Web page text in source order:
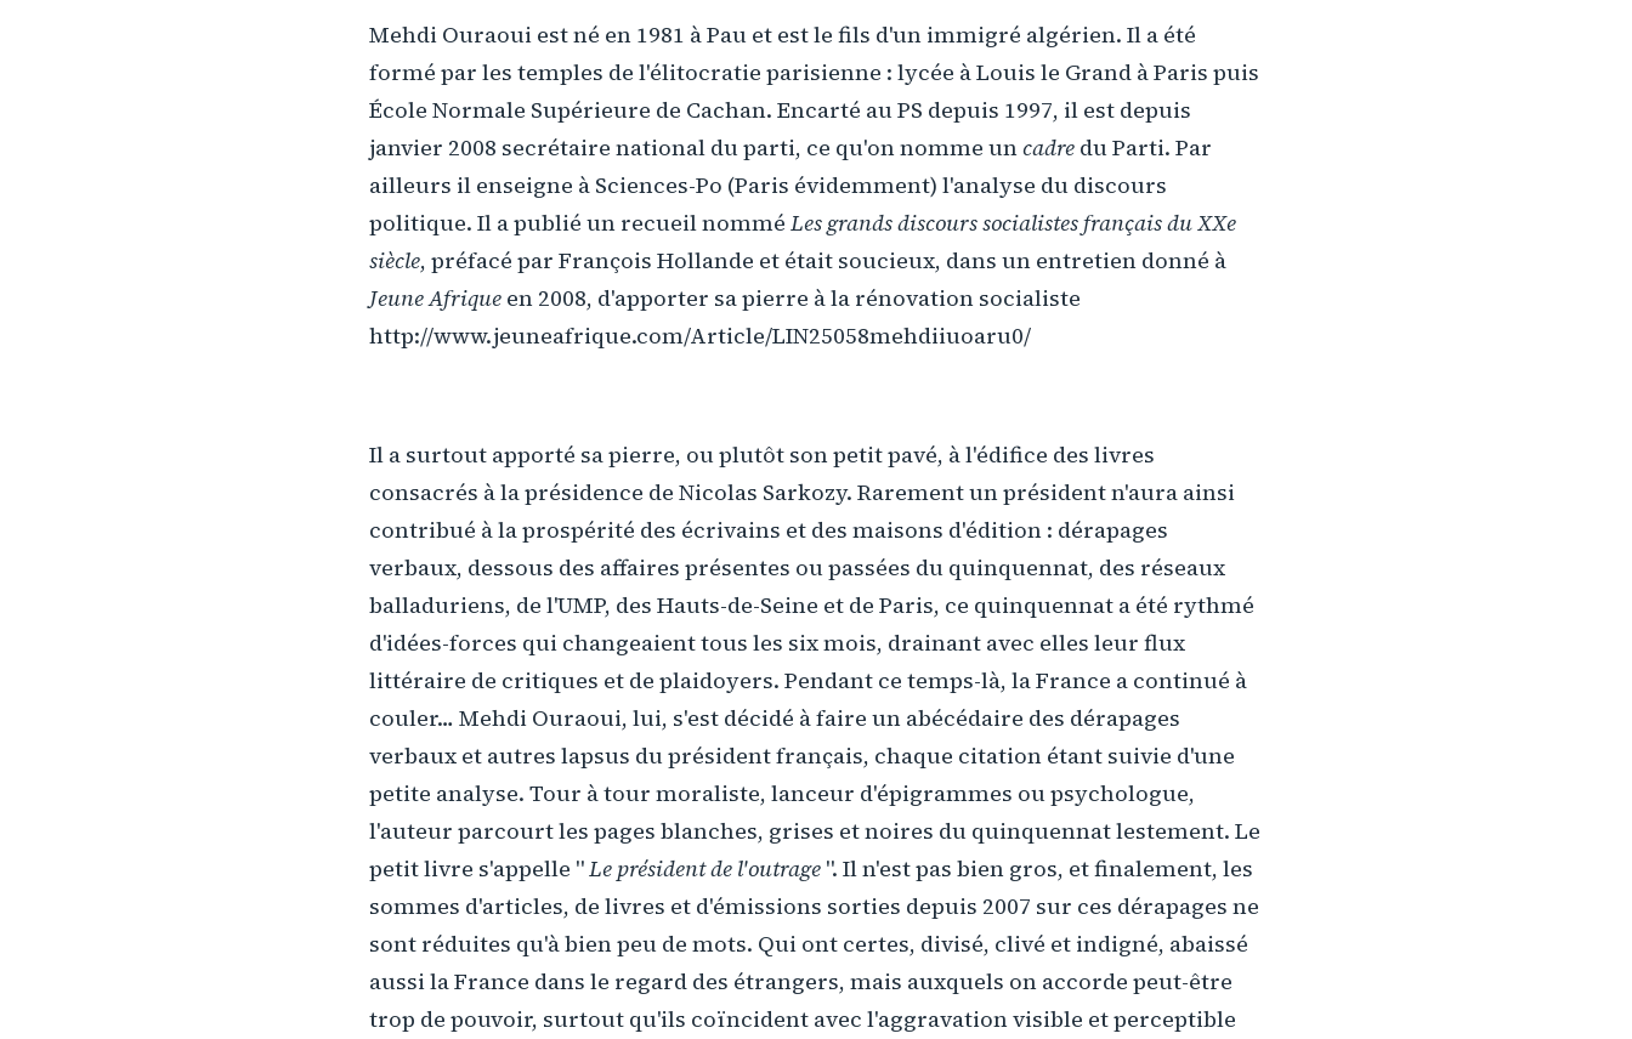
Mehdi Ouraoui est né en 1981 à Pau et est le fils d'un immigré algérien. Il a été
formé par les temples de l'élitocratie parisienne : lycée à Louis le Grand à Paris puis
École Normale Supérieure de Cachan. Encarté au PS depuis 1997, il est depuis
janvier 2008 secrétaire national du parti, ce qu'on nomme uncadre du Parti. Par
ailleurs il enseigne à Sciences-Po (Paris évidemment) l'analyse du discours
politique. Il a publié un recueil nommé Les grands discours socialistes français du XXe
siècle, préfacé par François Hollande et était soucieux, dans un entretien donné à
Jeune Afrique en 2008, d'apporter sa pierre à la rénovation socialiste
http://www.jeuneafrique.com/Article/LIN25058mehdiiuoaru0/
Il a surtout apporté sa pierre, ou plutôt son petit pavé, à l'édifice des livres
consacrés à la présidence de Nicolas Sarkozy. Rarement un président n'aura ainsi
contribué à la prospérité des écrivains et des maisons d'édition : dérapages
verbaux, dessous des affaires présentes ou passées du quinquennat, des réseaux
balladuriens, de l'UMP, des Hauts-de-Seine et de Paris, ce quinquennat a été rythmé
d'idées-forces qui changeaient tous les six mois, drainant avec elles leur flux
littéraire de critiques et de plaidoyers. Pendant ce temps-là, la France a continué à
couler… Mehdi Ouraoui, lui, s'est décidé à faire un abécédaire des dérapages
verbaux et autres lapsus du président français, chaque citation étant suivie d'une
petite analyse. Tour à tour moraliste, lanceur d'épigrammes ou psychologue,
l'auteur parcourt les pages blanches, grises et noires du quinquennat lestement. Le
petit livre s'appelle "Le président de l'outrage ". Il n'est pas bien gros, et finalement, les
sommes d'articles, de livres et d'émissions sorties depuis 2007 sur ces dérapages ne
sont réduites qu'à bien peu de mots. Qui ont certes, divisé, clivé et indigné, abaissé
aussi la France dans le regard des étrangers, mais auxquels on accorde peut-être
trop de pouvoir, surtout qu'ils coïncident avec l'aggravation visible et perceptible